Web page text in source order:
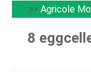
>> Agricole
8